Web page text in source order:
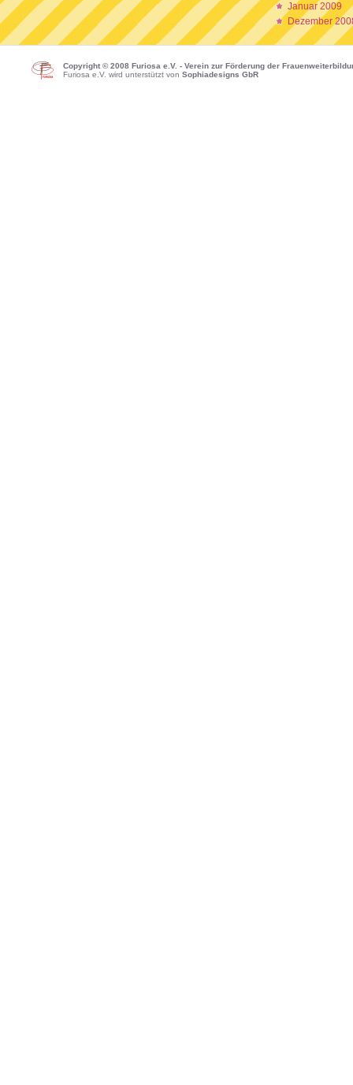
Januar 2009
Dezember
Copyright © 2008 Furiosa e.V. - Verein zur Förderung der
Furiosa e.V. wird unterstützt von Sophiadesigns GbR